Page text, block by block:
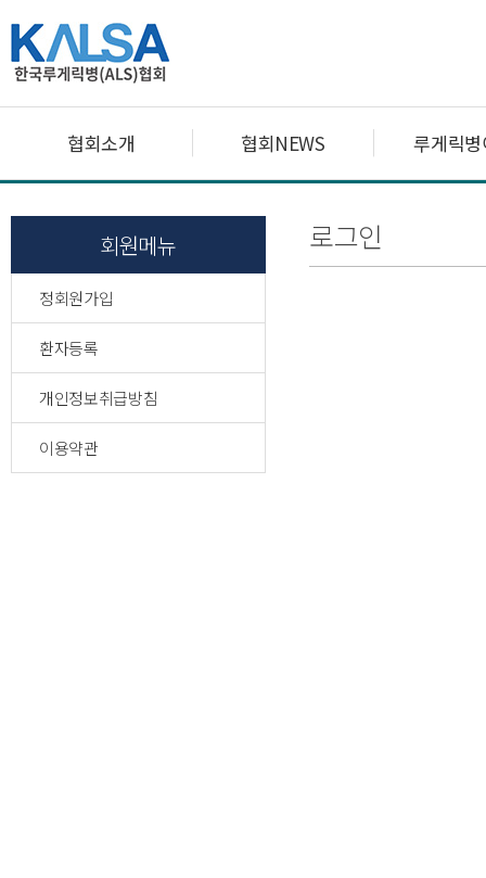
협회소개 협회NEWS 루게릭
회원메뉴
정회원가입
환자등록
개인정보취급방침
이용약관
로그인